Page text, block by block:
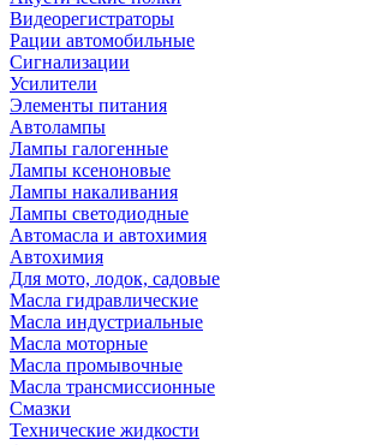
Видеорегистраторы
Рации автомобильные
Сигнализации
Усилители
Элементы питания
Автолампы
Лампы галогенные
Лампы ксеноновые
Лампы накаливания
Лампы светодиодные
Автомасла и автохимия
Автохимия
Для мото, лодок, садовые
Масла гидравлические
Масла индустриальные
Масла моторные
Масла промывочные
Масла трансмиссионные
Смазки
Технические жидкости